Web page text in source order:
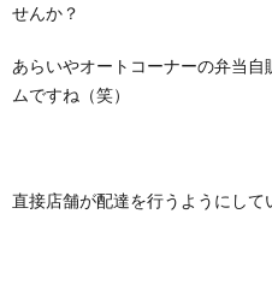
せんか？
あらいやオートコーナーの弁当
ムですね（笑）
直接店舗が配達を行うようにして